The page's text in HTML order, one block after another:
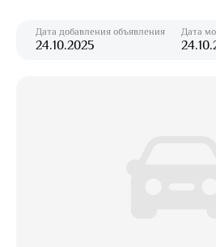
Дата добавления объявления
24.10.2025
Дата